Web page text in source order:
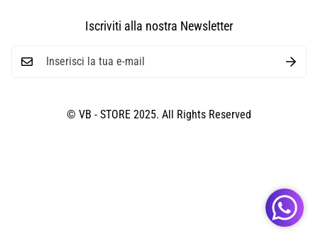
Iscriviti alla nostra Newsletter
© VB - STORE 2025. All Rights Reserved